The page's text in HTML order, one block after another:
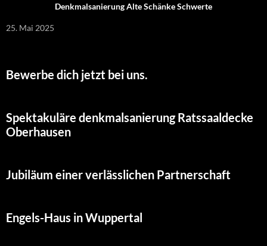
Denkmalsanierung Alte Schänke Schwerte
25. Mai 2025
Bewerbe dich jetzt bei uns.
Spektakuläre denkmalsanierung Ratssaaldecke
Oberhausen
Jubiläum einer verlässlichen Partnerschaft
Engels-Haus in Wuppertal